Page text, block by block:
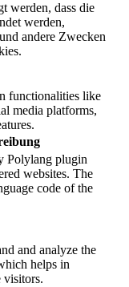
werden, dass die
werden,
andere Zwecken
functionalities like
media platforms,
Polylang plugin
websites. The
code of the
and analyze the
helps in
visitors.